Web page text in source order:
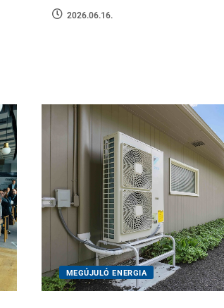
2026.06.16.
MEGÚJULÓ ENERGIA